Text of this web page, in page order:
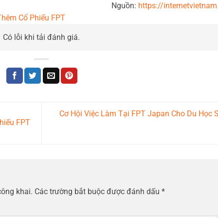
Nguồn: https://
Cổ Phiếu FPT
Có lỗi khi tải đánh giá.
FPT
Cơ Hội Việc Làm Tại FPT Japan Cho Du Học
khai. Các trường bắt buộc được đánh dấu *